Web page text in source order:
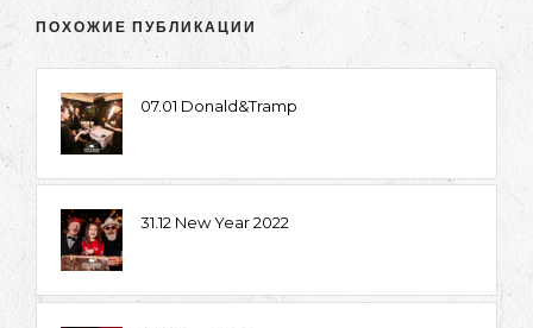
ПОХОЖИЕ ПУБЛИКАЦИИ
07.01 Donald&Tramp
31.12 New Year 2022